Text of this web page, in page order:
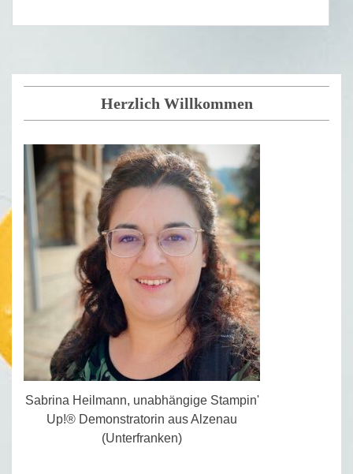
Herzlich Willkommen
Sabrina Heilmann, unabhängige Stampin'
Up!® Demonstratorin aus Alzenau
(Unterfranken)